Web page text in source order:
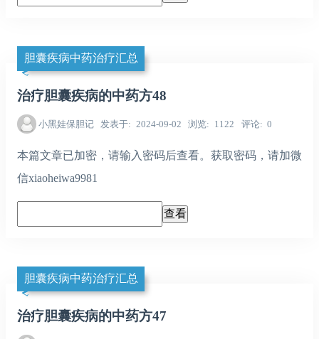
胆囊疾病中药治疗汇总
治疗胆囊疾病的中药方48
小黑娃保胆记 发表于 2024-09-02 浏览 1122 评论 0
本篇文章已加密，请输入密码后查看。获取密码，请加微
信xiaoheiwa9981
胆囊疾病中药治疗汇总
治疗胆囊疾病的中药方47